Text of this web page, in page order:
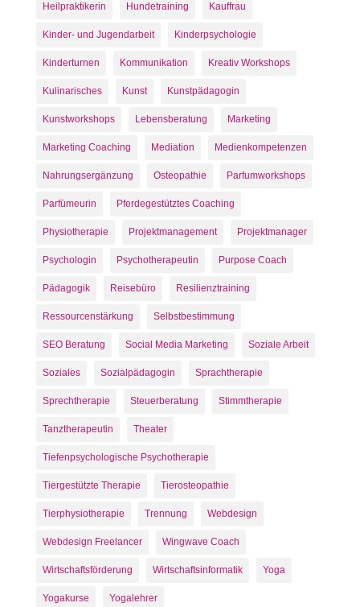
Heilpraktikerin Hundetraining Kauffrau
Kinder- und Jugendarbeit Kinderpsychologie
Kinderturnen Kommunikation Kreativ Workshops
Kulinarisches Kunst Kunstpädagogin
Kunstworkshops Lebensberatung Marketing
Marketing Coaching Mediation Medienkompetenzen
Nahrungsergänzung Osteopathie Parfumworkshops
Parfümeurin Pferdegestütztes Coaching
Physiotherapie Projektmanagement Projektmanager
Psychologin Psychotherapeutin Purpose Coach
Pädagogik Reisebüro Resilienztraining
Ressourcenstärkung Selbstbestimmung
SEO Beratung Social Media Marketing Soziale Arbeit
Soziales Sozialpädagogin Sprachtherapie
Sprechtherapie Steuerberatung Stimmtherapie
Tanztherapeutin Theater
Tiefenpsychologische Psychotherapie
Tiergestützte Therapie Tierosteopathie
Tierphysiotherapie Trennung Webdesign
Webdesign Freelancer Wingwave Coach
Wirtschaftsförderung Wirtschaftsinformatik Yoga
Yogakurse Yogalehrer